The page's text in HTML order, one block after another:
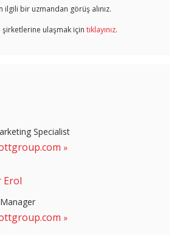
ilgili bir uzmandan görüş alınız.
şirketlerine ulaşmak için tıklayınız.
Specialist
Erol